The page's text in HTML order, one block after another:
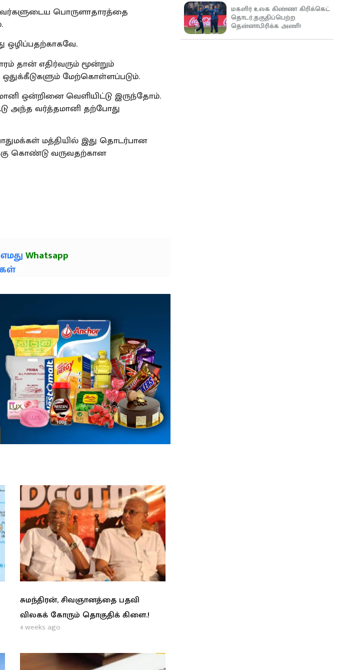
பொருளாதாரத்தை
தான் எதிர்வரும் மூன்றும்
மேற்கொள்ளப்படும்.
ஒன்றினை வெளியிட்டு இருந்தோம்.
அந்த வர்த்தமானி தற்போது
மத்தியில் இது தொடர்பான
கொண்டு வருவதற்கான
Whatsapp
சுமந்திரன், சிவஞானத்தை பதவி
விலகக் கோரும் தொகுதிக் கிளை.!
4 weeks ago
மகளிர் உலக கிண்ண கிரிக்கெட்
தொடர்,தகுதிப்பெற்ற
தென்னாபிரிக்க அணி!